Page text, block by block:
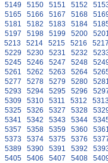
5149 5150 5151 5152
5165 5166 5167 5168
5181 5182 5183 5184
5197 5198 5199 5200
5213 5214 5215 5216
5229 5230 5231 5232
5245 5246 5247 5248
5261 5262 5263 5264
5277 5278 5279 5280
5293 5294 5295 5296
5309 5310 5311 5312
5325 5326 5327 5328
5341 5342 5343 5344
5357 5358 5359 5360
5373 5374 5375 5376
5389 5390 5391 5392
5405 5406 5407 5408